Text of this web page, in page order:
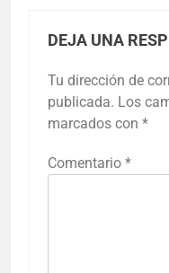
DEJA UNA
Tu dirección de
publicada. Los
marcados con *
Comentario *